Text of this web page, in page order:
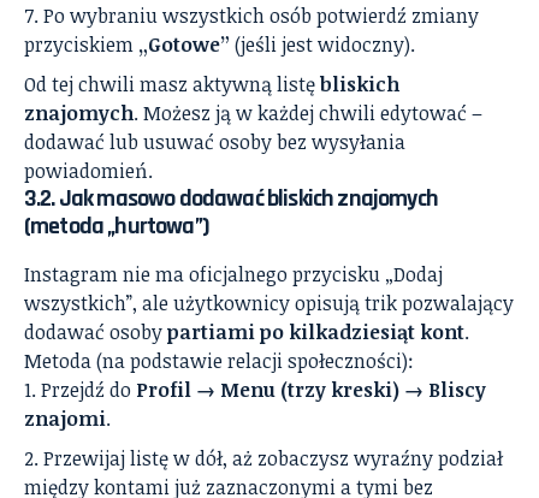
Po wybraniu wszystkich osób potwierdź zmiany
przyciskiem „Gotowe” (jeśli jest widoczny).
Od tej chwili masz aktywną listębliskich
znajomych. Możesz ją w każdej chwili edytować –
dodawać lub usuwać osoby bez wysyłania
powiadomień.
3.2. Jak masowo dodawać bliskich znajomych
(metoda „hurtowa”)
Instagram nie ma oficjalnego przycisku „Dodaj
wszystkich”, ale użytkownicy opisują trik pozwalający
dodawać osobypartiami po kilkadziesiąt kont.
Metoda (na podstawie relacji społeczności):
Przejdź do Profil → Menu (trzy kreski) → Bliscy
znajomi.
Przewijaj listę w dół, aż zobaczysz wyraźny podział
między kontami już zaznaczonymi a tymi bez